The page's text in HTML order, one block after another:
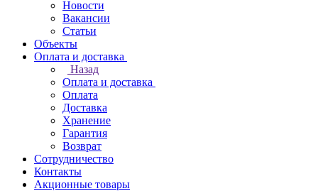
Новости
Вакансии
Статьи
Объекты
Оплата и доставка
Назад
Оплата и доставка
Оплата
Доставка
Хранение
Гарантия
Возврат
Сотрудничество
Контакты
Акционные товары